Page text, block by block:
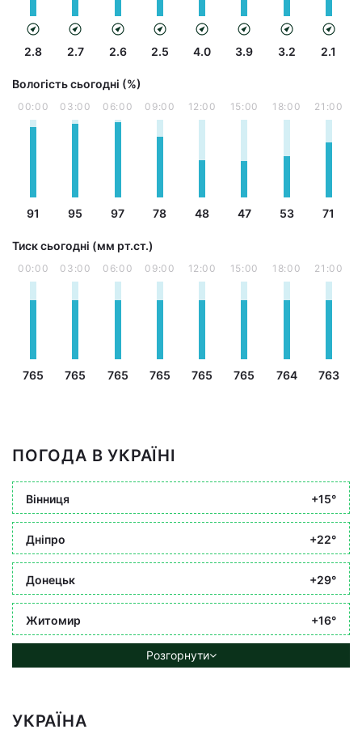
2.8 2.7 2.6 2.5 4.0 3.9 3.2 2.1
Вологість сьогодні (%)
00:00
91
03:00
95
06:00
97
09:00
78
12:00
48
15:00
47
18:00
53
21:00
71
Тиск сьогодні (мм рт.ст.)
00:00
765
03:00
765
06:00
765
09:00
765
12:00
765
15:00
765
18:00
764
21:00
763
ПОГОДА В УКРАЇНІ
Вінниця +15°
Дніпро +22°
Донецьк +29°
Житомир +16°
Розгорнути
УКРАЇНА